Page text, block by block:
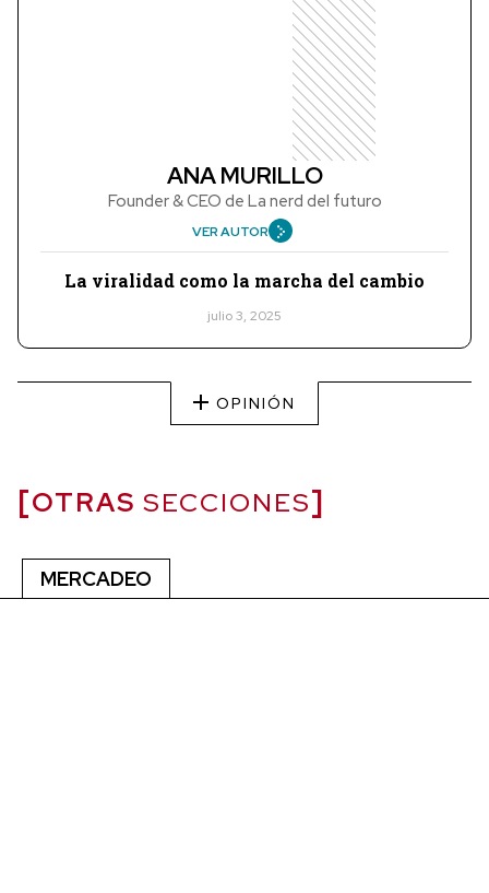
ANA MURILLO
Founder & CEO de La nerd del futuro
VER AUTOR
La viralidad como la marcha del cambio
julio 3, 2025
OPINIÓN
OTRAS SECCIONES
MERCADEO